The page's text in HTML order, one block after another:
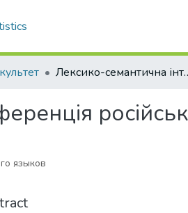
Лексико-семантична
языков